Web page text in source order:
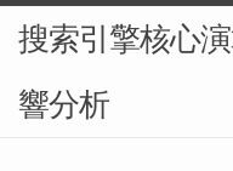
搜索引擎核心
響分析